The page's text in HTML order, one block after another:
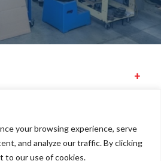
your browsing experience, serve
and analyze our traffic. By clicking
to our use of cookies.